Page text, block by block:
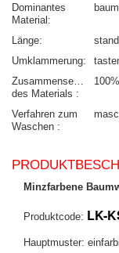
Dominantes
Material
Länge
Umklammerung
Zusammensetzung
des Materials
Verfahren zum
Waschen
Minzfarbene
Produktcode: LK-
Hauptmuster: